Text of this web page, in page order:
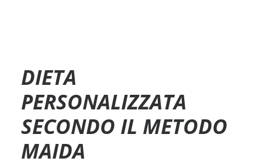
DIETA
PERSONALIZZATA
SECONDO IL METODO
MAIDA